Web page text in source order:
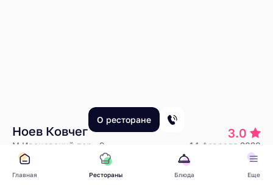
Главная Рестораны Блюда Еще
Ноев Ковчег 3.0
М.Ивановский пер., 9 14 февраля 2020
Несмотря на то, что гласит сайт, «Ноев
Ковчег» – ресторан не
армянский
О ресторане